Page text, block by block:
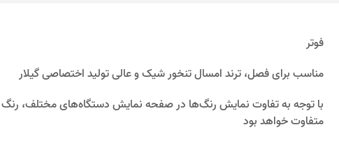
فوتر
مناسب برای فصل، ترند امسال تنخور شیک و عالی تولید اختصاصی گیلار
متفاوت خواهد بود